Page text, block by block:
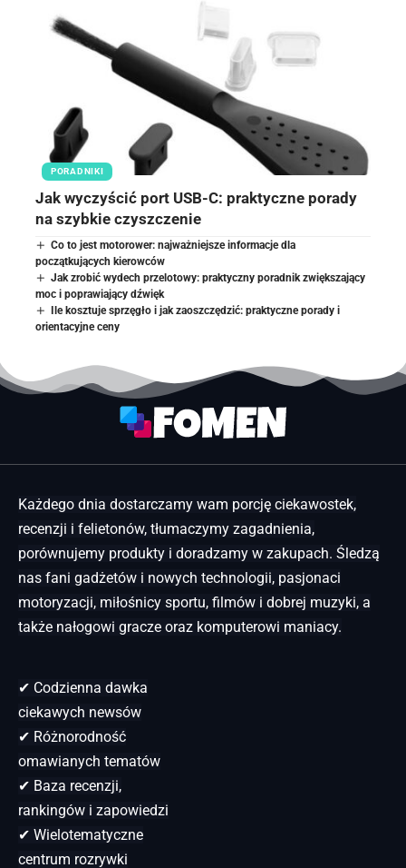
PORADNIKI
Jak wyczyścić port USB-C: praktyczne porady
na szybkie czyszczenie
Co to jest motorower: najważniejsze informacje dla
początkujących kierowców
Jak zrobić wydech przelotowy: praktyczny poradnik zwiększający
moc i poprawiający dźwięk
Ile kosztuje sprzęgło i jak zaoszczędzić: praktyczne porady i
orientacyjne ceny
Każdego dnia dostarczamy wam porcję ciekawostek,
recenzji i felietonów, tłumaczymy zagadnienia,
porównujemy produkty i doradzamy w zakupach. Śledzą
nas fani gadżetów i nowych technologii, pasjonaci
motoryzacji, miłośnicy sportu, filmów i dobrej muzyki, a
także nałogowi gracze oraz komputerowi maniacy.
✔ Codzienna dawka
ciekawych newsów
✔ Różnorodność
omawianych tematów
✔ Baza recenzji,
rankingów i zapowiedzi
✔ Wielotematyczne
centrum rozrywki